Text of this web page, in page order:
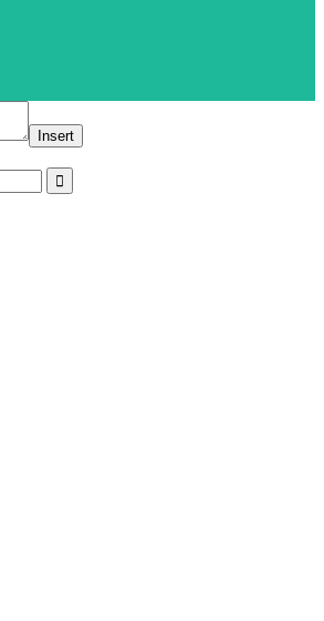
Insert